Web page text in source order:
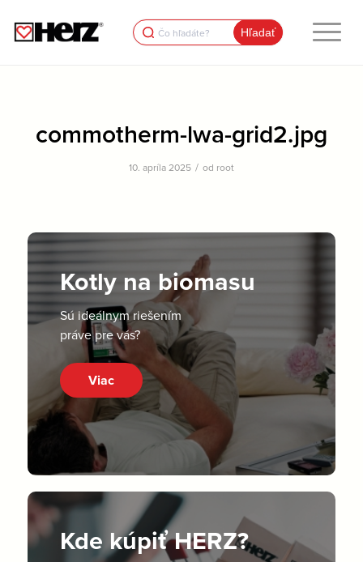
Search
for:
commotherm-lwa-grid2.jpg
10. apríla 2025 / od root
Kotly na biomasu
Sú ideálnym riešením
práve pre vás?
Viac
Kde kúpiť HERZ?